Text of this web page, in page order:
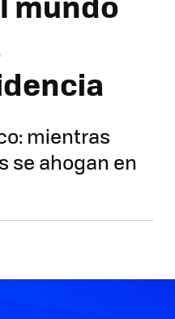
mientras
se ahogan en